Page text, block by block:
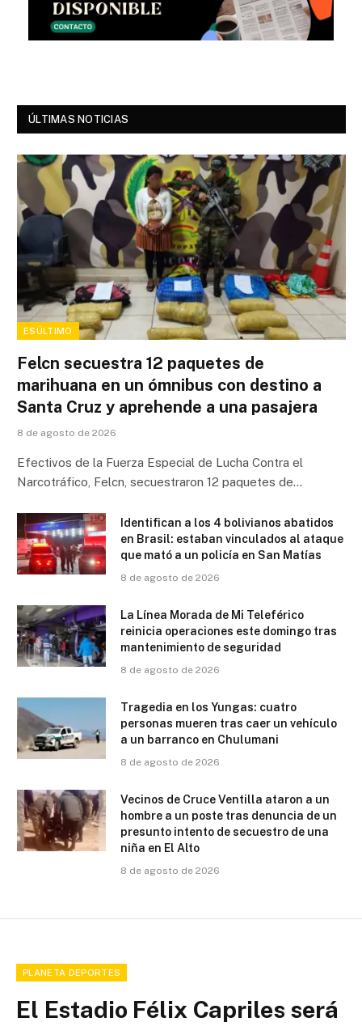
ÚLTIMAS NOTICIAS
ESÚLTIMO
Felcn secuestra 12 paquetes de
marihuana en un ómnibus con destino a
Santa Cruz y aprehende a una pasajera
8 de agosto de 2026
Efectivos de la Fuerza Especial de Lucha Contra el
Narcotráfico, Felcn, secuestraron 12 paquetes de…
Identifican a los 4 bolivianos abatidos
en Brasil: estaban vinculados al ataque
que mató a un policía en San Matías
8 de agosto de 2026
La Línea Morada de Mi Teleférico
reinicia operaciones este domingo tras
mantenimiento de seguridad
8 de agosto de 2026
Tragedia en los Yungas: cuatro
personas mueren tras caer un vehículo
a un barranco en Chulumani
8 de agosto de 2026
Vecinos de Cruce Ventilla ataron a un
hombre a un poste tras denuncia de un
presunto intento de secuestro de una
niña en El Alto
8 de agosto de 2026
PLANETA DEPORTES
El Estadio Félix Capriles será